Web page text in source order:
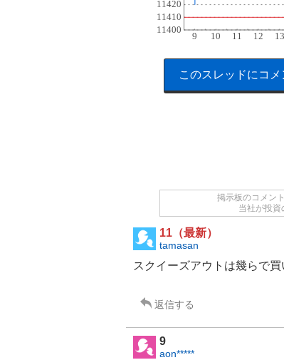
このスレッドにコメ
掲示板のコメン
当社が投資
11（最新）
tamasan
スクイーズアウトは幾らで買
返信する
9
aon*****